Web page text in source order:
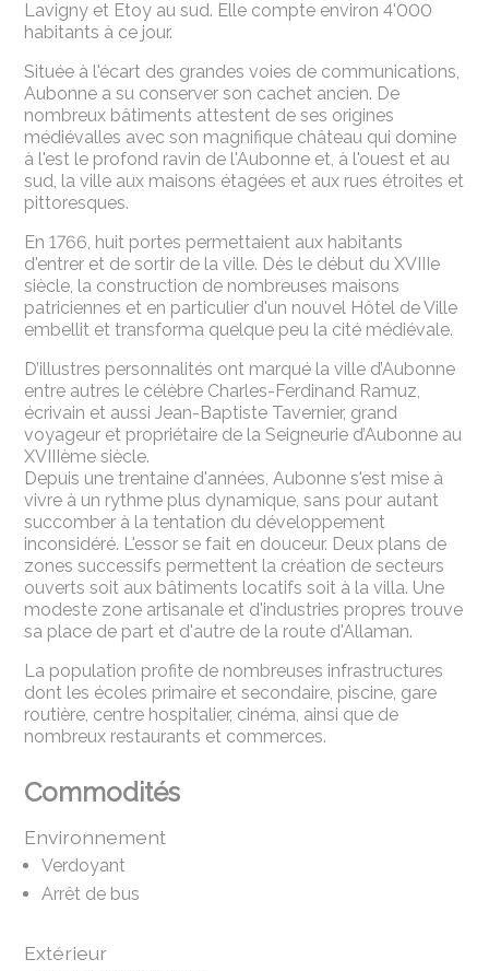
Lavigny et Etoy au sud. Elle compte environ 4'000
habitants à ce jour.
Située à l'écart des grandes voies de communications,
Aubonne a su conserver son cachet ancien. De
nombreux bâtiments attestent de ses origines
médiévalles avecson magnifique château qui domine
à l'est le profond ravin de l'Aubonne et, à l'ouest et au
sud, la ville aux maisons étagées et aux rues étroites et
pittoresques.
En 1766, huit portes permettaient aux habitants
d'entrer et de sortir de la ville. Dès le début du XVIIIe
siècle, la construction de nombreuses maisons
patriciennes et en particulier d'un nouvel Hôtel de Ville
embellit et transforma quelque peu la cité médiévale.
D’illustres personnalités ont marqué la ville d’Aubonne
entre autres le célèbre Charles-Ferdinand Ramuz,
écrivain et aussi Jean-Baptiste Tavernier, grand
voyageur et propriétaire de la Seigneurie d’Aubonne au
XVIIIème siècle.
Depuis une trentaine d'années, Aubonne s'est mise à
vivre à un rythme plus dynamique, sans pour autant
succomber à la tentation du développement
inconsidéré. L'essor se fait en douceur. Deux plans de
zones successifs permettent la création de secteurs
ouverts soit aux bâtiments locatifs soit à la villa. Une
modeste zone artisanale et d'industries propres trouve
sa place de part et d'autre de la route d'Allaman.
La population profite de nombreuses infrastructures
dont les écoles primaire et secondaire, piscine, gare
routière, centre hospitalier, cinéma, ainsi que de
nombreux restaurants et commerces.
Commodités
Environnement
Verdoyant
Arrêt de bus
Extérieur